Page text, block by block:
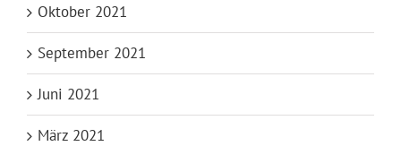
Oktober 2021
September 2021
Juni 2021
März 2021